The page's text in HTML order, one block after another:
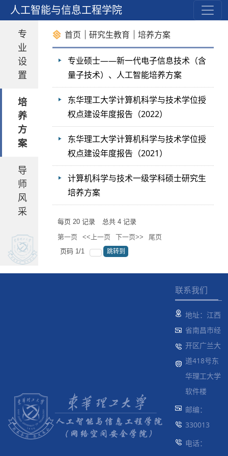
人工智能与信息工程学院
育
专
业
设
置
培
养
方
案
导
师
风
采
首页 研究生教育 培养方案
专业硕士——新一代电子信息技术（含
量子技术）、人工智能培养方案
东华理工大学计算机科学与技术学位授
权点建设年度报告（2022）
东华理工大学计算机科学与技术学位授
权点建设年度报告（2021）
计算机科学与技术一级学科硕士研究生
培养方案
每页 20记录 总共 4记录
第一页
<<上一页 下一页>>
尾页
页码 1/1 跳转到
联系我们
地址：江西
省南昌市经
开区广兰大
道418号东
华理工大学
软件楼
邮编：
330013
电话：